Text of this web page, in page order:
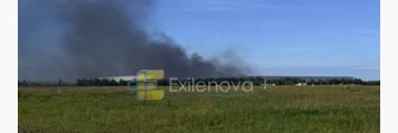
Война в Украине
Дроны атаковали российский